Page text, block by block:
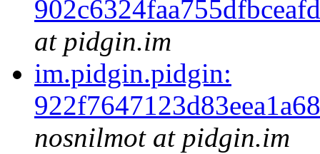
at pidgin.im
im.pidgin.pidgin:
nosnilmot at pidgin.im